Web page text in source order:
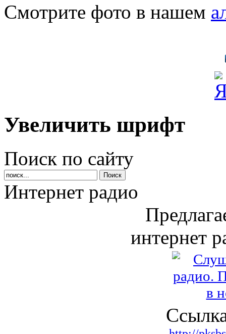
Смотрите фото в нашем
Увеличить шрифт
Поиск по сайту
Интернет радио
интернет